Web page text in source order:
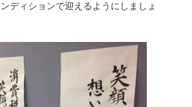
ディションで迎えるようにしましょ